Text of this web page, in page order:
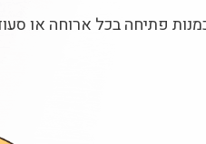
פתיחה בכל ארוחה או